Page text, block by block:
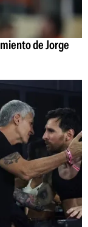
de Jorge